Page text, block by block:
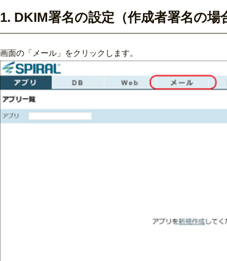
1. DKIM署名の設定（作成者署名の場
画面の「メール」をクリックします。